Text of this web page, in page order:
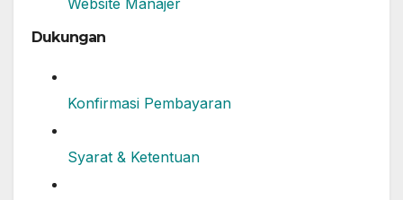
Dukungan
Konfirmasi Pembayaran
Syarat & Ketentuan